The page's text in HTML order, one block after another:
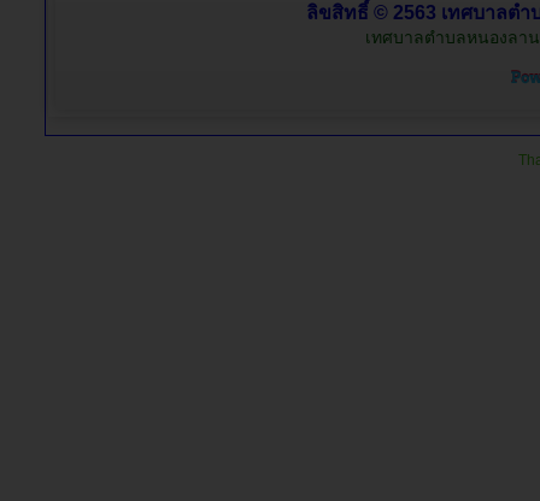
ลิขสิทธิ์ © 2563 เทศบาลต
เทศบาลตำบลหนองลา